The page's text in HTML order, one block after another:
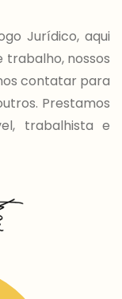
Jurídico, aqui
trabalho, nossos
contatar para
Prestamos
trabalhista e